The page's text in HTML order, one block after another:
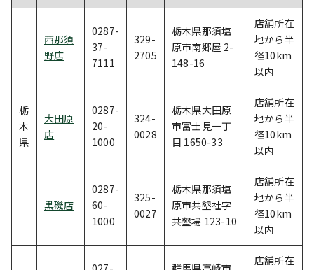
栃
木
県
西那須
野店
0287-
37-
7111
329-
2705
栃木県那須塩
原市南郷屋 2-
148-16
店舗所在
地から半
径10km
以内
大田原
店
0287-
20-
1000
324-
0028
栃木県大田原
市富士見一丁
目 1650-33
店舗所在
地から半
径10km
以内
黒磯店
0287-
60-
1000
325-
0027
栃木県那須塩
原市共墾社字
共墾場 123-10
店舗所在
地から半
径10km
以内
店舗所在